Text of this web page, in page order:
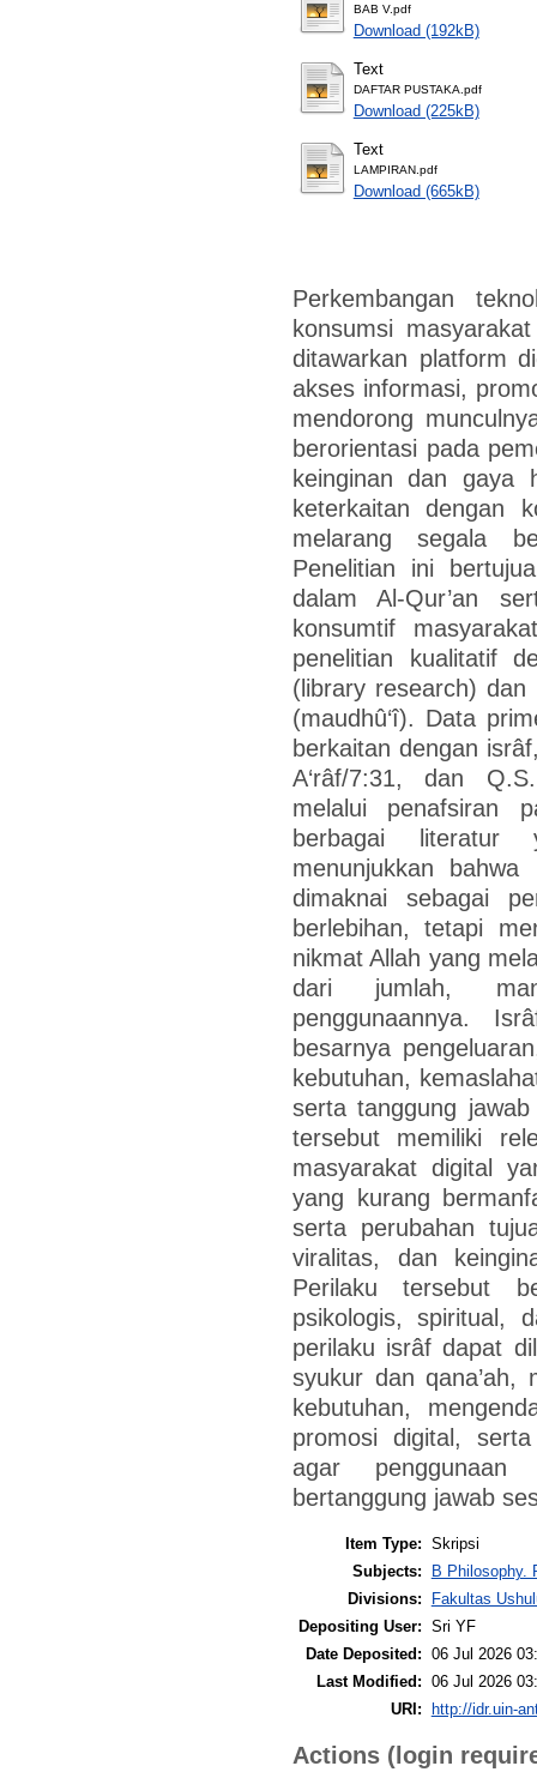
BAB V.pdf
Download (192kB)
Text
DAFTAR PUSTAKA.pdf
Download (225kB)
Text
LAMPIRAN.pdf
Download (665kB)
Perkembangan
konsumsi
ditawarkan platform
akses informasi,
mendorong
berorientasi pada
keinginan dan gaya
keterkaitan dengan
melarang segala
Penelitian ini
dalam Al-Qur’an
konsumtif
penelitian kualitatif
(library research)
(maudhû‘î). Data
berkaitan dengan
A‘râf/7:31, dan
melalui penafsiran
berbagai literatur
menunjukkan
dimaknai sebagai
berlebihan, tetapi
nikmat Allah yang
dari jumlah,
penggunaannya.
besarnya
kebutuhan,
serta tanggung
tersebut memiliki
masyarakat digital
yang kurang
serta perubahan
viralitas, dan
Perilaku tersebut
psikologis, spiritual,
perilaku isrâf dapat
syukur dan qana’ah,
kebutuhan,
promosi digital,
agar
bertanggung jawab
Item Type: Skripsi
Subjects:
B Philosophy.
Divisions:
Fakultas
Depositing User: Sri YF
Date Deposited: 06 Jul 2026
Last Modified: 06 Jul 2026
URI: http://idr.uin-
Actions (login